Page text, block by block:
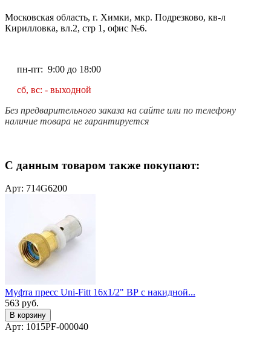
Московская область, г. Химки, мкр. Подрезково, кв-л
Кирилловка, вл.2, стр 1, офис №6.
пн-пт: 9:00 до 18:00
сб, вс: - выходной
Без предварительного заказа на сайте или по телефону
наличие товара не гарантируется
С данным товаром также покупают:
Арт: 714G6200
Муфта пресс Uni-Fitt 16x1/2" ВР с накидной...
563 руб.
В корзину
Арт: 1015PF-000040